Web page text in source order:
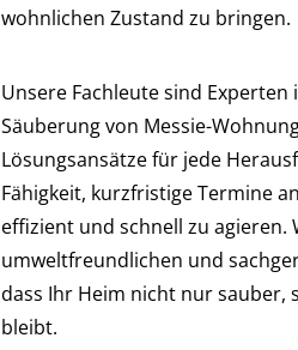
wohnlichen Zustand zu bringen.
Unsere Fachleute sind
Säuberung von Messie-
Lösungsansätze für jede
Fähigkeit, kurzfristige Termine
effizient und schnell zu
umweltfreundlichen und
dass Ihr Heim nicht nur sauber,
bleibt.